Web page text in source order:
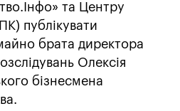
та Центру
публікувати
брата директора
Олексія
бізнесмена